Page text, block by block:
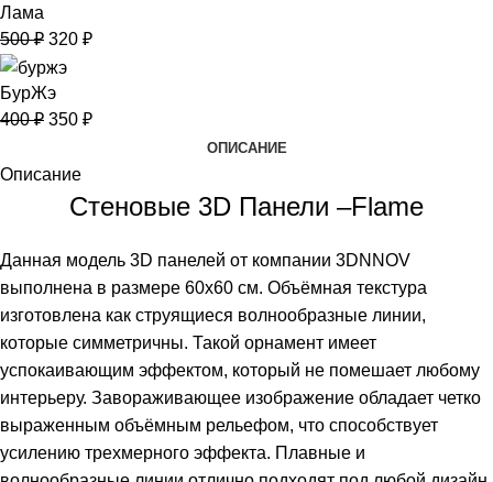
Лама
500₽ 320 ₽
БурЖэ
400₽ 350 ₽
ОПИСАНИЕ
Описание
Стеновые 3D Панели –Flame
Данная модель 3D панелей от компании 3DNNOV
выполнена в размере 60х60 см. Объёмная текстура
изготовлена как струящиеся волнообразные линии,
которые симметричны. Такой орнамент имеет
успокаивающим эффектом, который не помешает любому
интерьеру. Завораживающее изображение обладает четко
выраженным объёмным рельефом, что способствует
усилению трехмерного эффекта. Плавные и